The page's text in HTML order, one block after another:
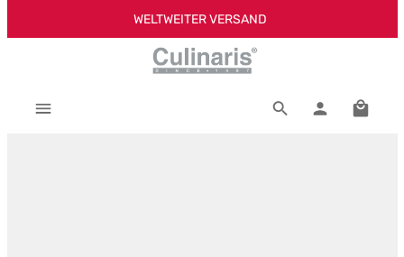
Zum Hauptinhalt springenWELTWEITER VERSAND